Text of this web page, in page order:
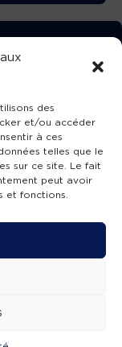
des
et/ou accéder
à ces
telles que le
sur ce site. Le fait
peut avoir
et fonctions.
!